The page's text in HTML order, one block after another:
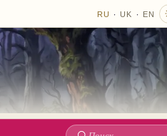
RU · UK · EN